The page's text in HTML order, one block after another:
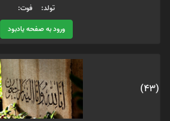
تولد: فوت:
ورود به صفحه یادبود
(43)